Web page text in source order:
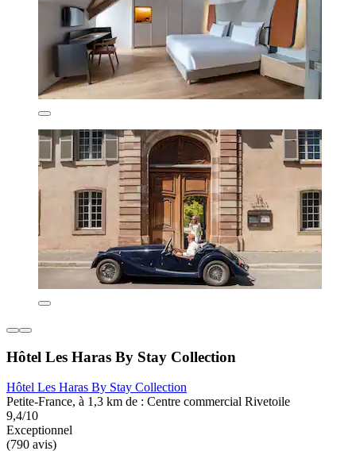
Hôtel Les Haras By Stay Collection
Hôtel Les Haras By Stay Collection
Petite-France, à 1,3 km de : Centre commercial Rivetoile
9,4/10
Exceptionnel
(790 avis)